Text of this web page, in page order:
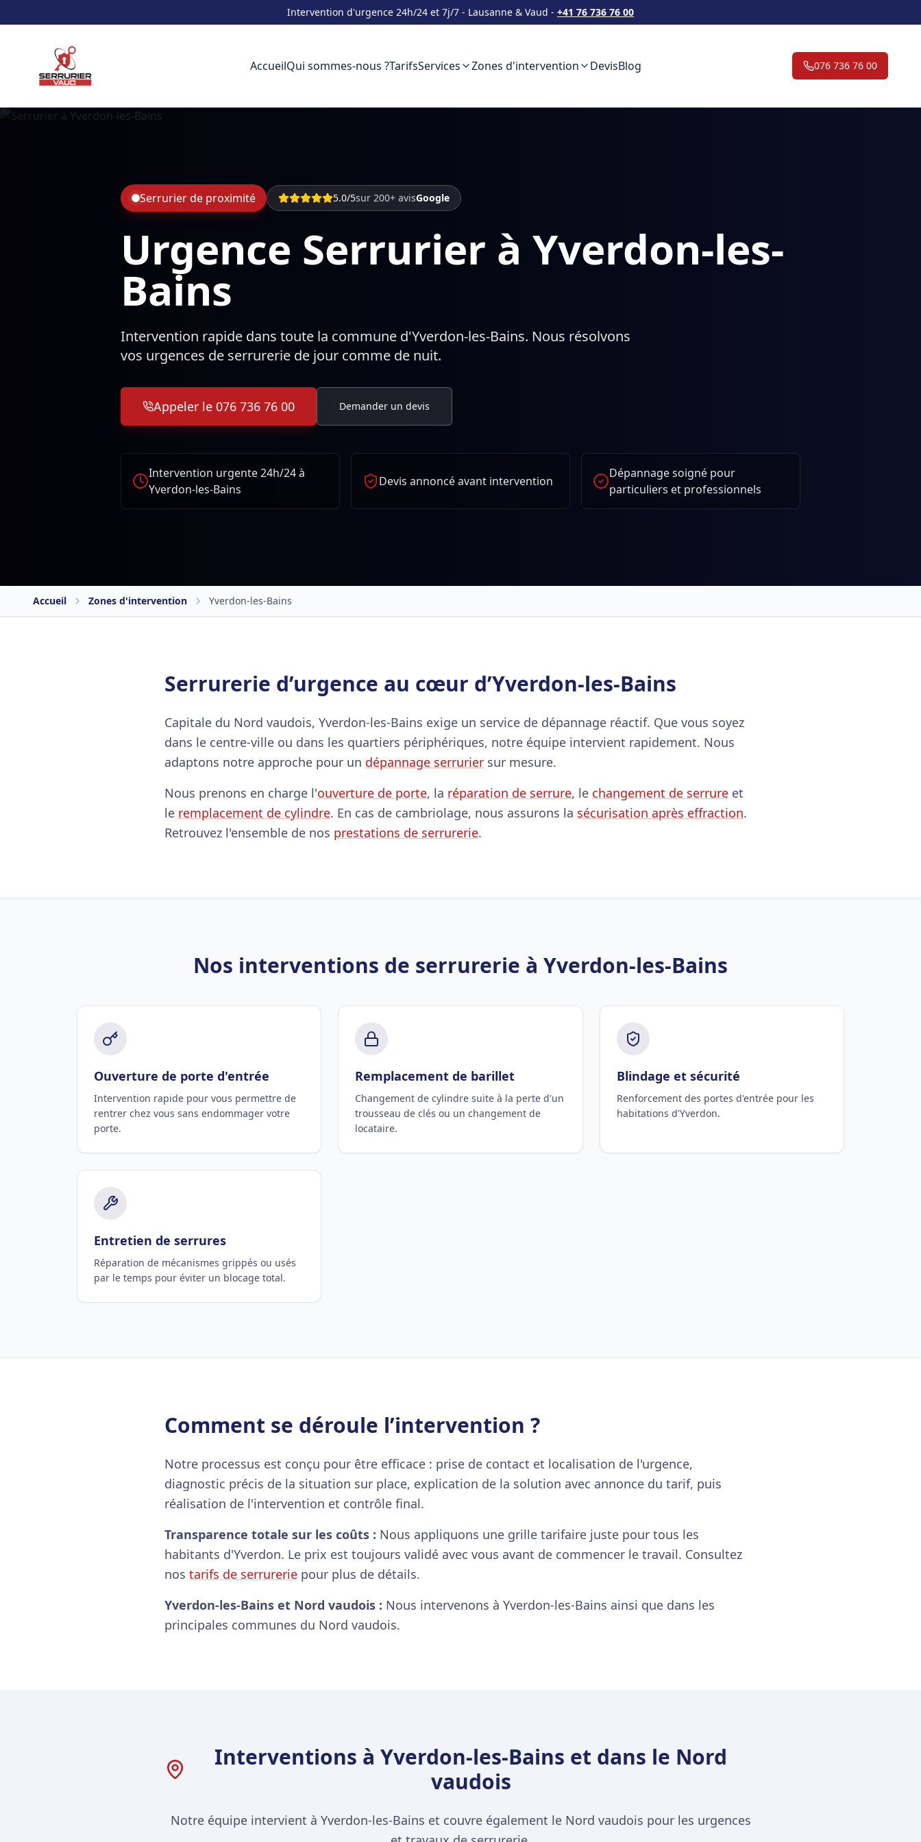
Intervention d'urgence 24h/24 et 7j/7 - Lausanne & Vaud - +41 76 736 76 00
AccueilQui sommes-nous ?TarifsServices Zones d'intervention DevisBlog 076 736 76 00
Serrurier de proximité 5.0/5sur 200+ avisGoogle
Urgence Serrurier à Yverdon-les-
Bains
Intervention rapide dans toute la commune d'Yverdon-les-Bains. Nous résolvons
vos urgences de serrurerie de jour comme de nuit.
Appeler le 076 736 76 00 Demander un devis
Intervention urgente 24h/24 à
Yverdon-les-Bains
Devis annoncé avant intervention
Dépannage soigné pour
particuliers et professionnels
Accueil Zones d'intervention Yverdon-les-Bains
Serrurerie d’urgence au cœur d’Yverdon-les-Bains
Capitale du Nord vaudois, Yverdon-les-Bains exige un service de dépannage réactif. Que vous soyez
dans le centre-ville ou dans les quartiers périphériques, notre équipe intervient rapidement. Nous
adaptons notre approche pour un dépannage serrurier sur mesure.
Nous prenons en charge l'ouverture de porte, la réparation de serrure, le changement de serrure et
le remplacement de cylindre. En cas de cambriolage, nous assurons la sécurisation après effraction.
Retrouvez l'ensemble de nos prestations de serrurerie.
Nos interventions de serrurerie à Yverdon-les-Bains
Ouverture de porte d'entrée
Intervention rapide pour vous permettre de
rentrer chez vous sans endommager votre
porte.
Remplacement de barillet
Changement de cylindre suite à la perte d'un
trousseau de clés ou un changement de
locataire.
Blindage et sécurité
Renforcement des portes d'entrée pour les
habitations d'Yverdon.
Entretien de serrures
Réparation de mécanismes grippés ou usés
par le temps pour éviter un blocage total.
Comment se déroule l’intervention ?
Notre processus est conçu pour être efficace : prise de contact et localisation de l'urgence,
diagnostic précis de la situation sur place, explication de la solution avec annonce du tarif, puis
réalisation de l'intervention et contrôle final.
Transparence totale sur les coûts : Nous appliquons une grille tarifaire juste pour tous les
habitants d'Yverdon. Le prix est toujours validé avec vous avant de commencer le travail. Consultez
nos tarifs de serrurerie pour plus de détails.
Yverdon-les-Bains et Nord vaudois : Nous intervenons à Yverdon-les-Bains ainsi que dans les
principales communes du Nord vaudois.
Interventions à Yverdon-les-Bains et dans le Nord
vaudois
Notre équipe intervient à Yverdon-les-Bains et couvre également le Nord vaudois pour les urgences